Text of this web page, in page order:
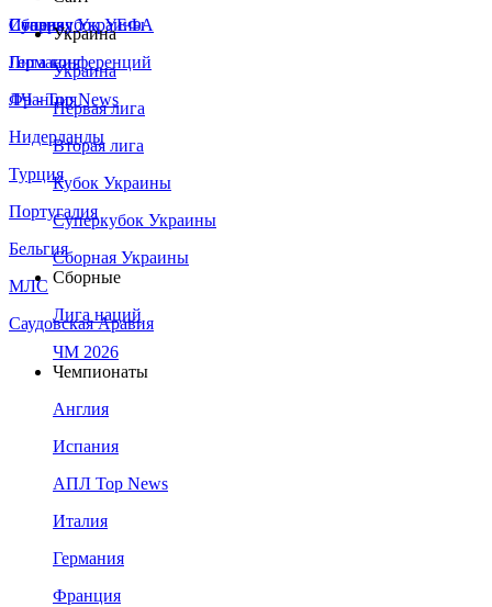
Сборная Украины
Италия
Германия
Франция
Нидерланды
Турция
Португалия
Бельгия
МЛС
Саудовская Аравия
Суперкубок УЕФА
Лига конференций
ЛЧ - Top News
Украина
Украина
Первая лига
Вторая лига
Кубок Украины
Суперкубок Украины
Сборная Украины
Сборные
Лига наций
ЧМ 2026
Чемпионаты
Англия
Испания
АПЛ Top News
Италия
Германия
Франция